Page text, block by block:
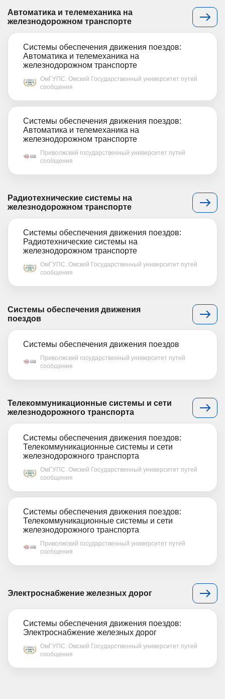
Автоматика и телемеханика на
железнодорожном транспорте
Системы обеспечения движения поездов:
Автоматика и телемеханика на
железнодорожном транспорте
ОмГУПС. Омский Государственный университет путей
сообщения
Системы обеспечения движения поездов:
Автоматика и телемеханика на
железнодорожном транспорте
Приволжский государственный университет путей
сообщения
Радиотехнические системы на
железнодорожном транспорте
Системы обеспечения движения поездов:
Радиотехнические системы на
железнодорожном транспорте
ОмГУПС. Омский Государственный университет путей
сообщения
Системы обеспечения движения
поездов
Системы обеспечения движения поездов
Приволжский государственный университет путей
сообщения
Телекоммуникационные системы и сети
железнодорожного транспорта
Системы обеспечения движения поездов:
Телекоммуникационные системы и сети
железнодорожного транспорта
ОмГУПС. Омский Государственный университет путей
сообщения
Системы обеспечения движения поездов:
Телекоммуникационные системы и сети
железнодорожного транспорта
Приволжский государственный университет путей
сообщения
Электроснабжение железных дорог
Системы обеспечения движения поездов:
Электроснабжение железных дорог
ОмГУПС. Омский Государственный университет путей
сообщения